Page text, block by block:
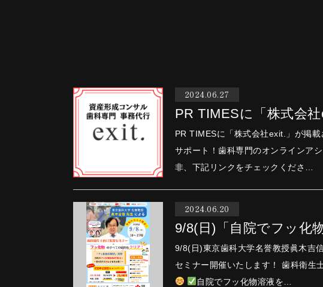
2024.06.27
PR TIMESに「株式会
PR TIMESに「株式会社exit.」が掲
サポート！歯科専門のオンラインア
非、下記リンクをチェックくださ…
2024.06.20
9/8(日)「自院でフッ化
9/8(日)東京歯科大学名誉教授眞木吉
セミナー開催
自院でフッ化物溶液を…